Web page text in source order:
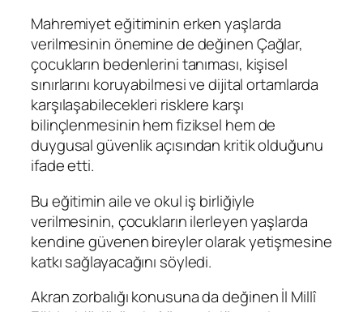
Mahremiyet eğitiminin erken yaşlarda
verilmesinin önemine de değinen Çağlar,
çocukların bedenlerini tanıması, kişisel
sınırlarını koruyabilmesi ve dijital ortamlarda
karşılaşabilecekleri risklere karşı
bilinçlenmesinin hem fiziksel hem de
duygusal güvenlik açısından kritik olduğunu
ifade etti.
Bu eğitimin aile ve okul iş birliğiyle
verilmesinin, çocukların ilerleyen yaşlarda
kendine güvenen bireyler olarak yetişmesine
katkı sağlayacağını söyledi.
Akran zorbalığı konusuna da değinen İl Millî